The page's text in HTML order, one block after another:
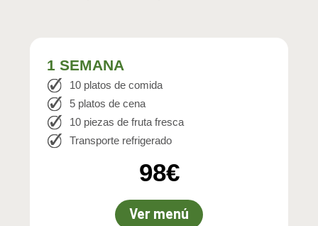
1 SEMANA
10 platos de comida
5 platos de cena
10 piezas de fruta fresca
Transporte refrigerado
98€
Ver menú